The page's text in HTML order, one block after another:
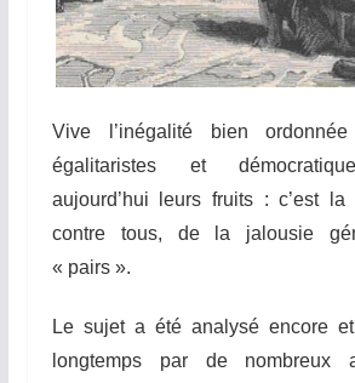
Vive l’inégalité bien
égalitaristes et
aujourd’hui leurs fruits : c’est
contre tous, de la jalousie
« pairs ».
Le sujet a été analysé encore
longtemps par de nombreux